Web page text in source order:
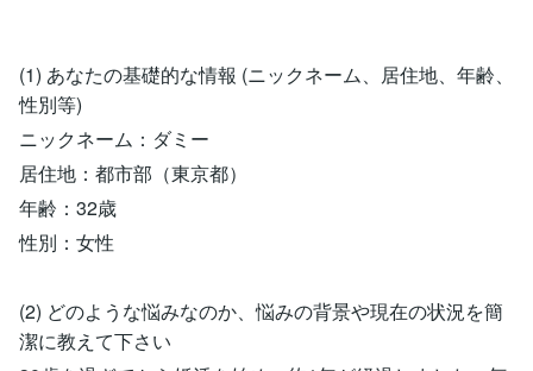
(1) あなたの基礎的な情報 (ニックネーム、居住地、年齢、
性別等)
ニックネーム：ダミー
居住地：都市部（東京都）
年齢：32歳
性別：女性
(2) どのような悩みなのか、悩みの背景や現在の状況を簡
潔に教えて下さい